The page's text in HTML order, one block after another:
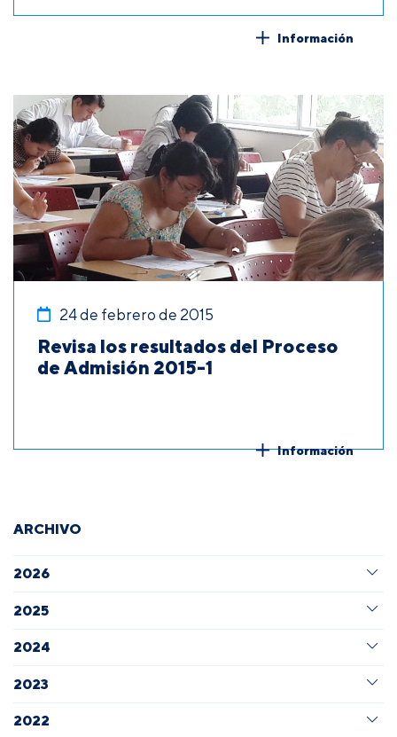
Información
24 de febrero de 2015
Revisa los resultados del Proceso
de Admisión 2015-1
Información
ARCHIVO
2026
2025
2024
2023
2022